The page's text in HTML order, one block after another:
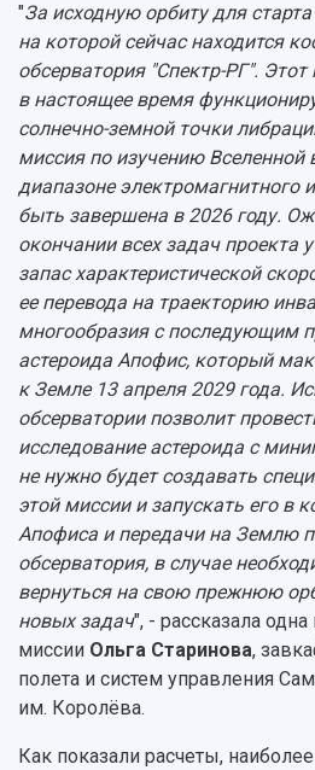
Фирменный стиль
Устойчивое развитие
Кампус
3D-тур по университету
Музеи
Учебный аэродром
Центр истории
Ботанический сад
Умный дом бабочек
Международный
Сведения об
Официальные документы
Видеолекции
Противодействие COVID-
Отчеты о научно-
деятельности
Журналы Самарского
Научные конференции
Патенты
Публикации и издания
Отчеты о проведенных
"За исходную орбиту для
на которой сейчас находится
обсерватория "Спектр-РГ".
в настоящее время
солнечно-земной точки
миссия по изучению Вселенной
диапазоне электромагнитного
быть завершена в 2026 году.
окончании всех задач проекта
запас характеристической
ее перевода на траекторию
многообразия с последующим
астероида Апофис, который
к Земле 13 апреля 2029 года.
обсерватории позволит
исследование астероида с
не нужно будет создавать
этой миссии и запускать его в
Апофиса и передачи на Землю
обсерватория, в случае
вернуться на свою прежнюю
новых задач", - рассказала
миссии Ольга Старинова,
полета и систем управления
им. Королёва.
Как показали расчеты,